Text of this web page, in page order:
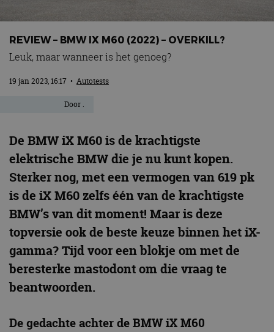
REVIEW – BMW IX M60 (2022) – OVERKILL?
Leuk, maar wanneer is het genoeg?
19 jan 2023, 16:17 • Autotests
Door .
De BMW iX M60 is de krachtigste
elektrische BMW die je nu kunt kopen.
Sterker nog, met een vermogen van 619 pk
is de iX M60 zelfs één van de krachtigste
BMW’s van dit moment! Maar is deze
topversie ook de beste keuze binnen het iX-
gamma? Tijd voor een blokje om met de
beresterke mastodont om die vraag te
beantwoorden.
De gedachte achter de BMW iX M60